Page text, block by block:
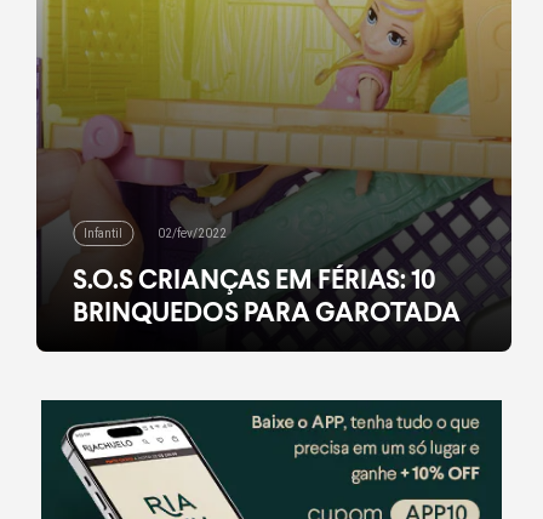
Infantil 02/fev/2022
S.O.S CRIANÇAS EM FÉRIAS: 10
BRINQUEDOS PARA GAROTADA
Todo dia é dia de brincar com a seleção divertida da
leia mais